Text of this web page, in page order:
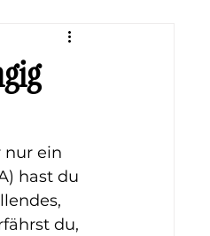
nur ein
hast du
du,